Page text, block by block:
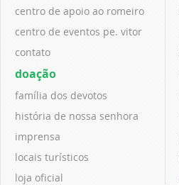
centro de apoio ao romeiro
centro de eventos pe. vitor
contato
doação
família dos devotos
história de nossa senhora
imprensa
locais turísticos
loja oficial